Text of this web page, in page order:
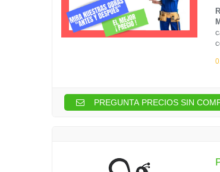
PREGUNTA PRECIOS SIN